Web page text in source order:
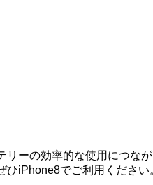
ーの効率的な使用につな
iPhone8でご利用ください